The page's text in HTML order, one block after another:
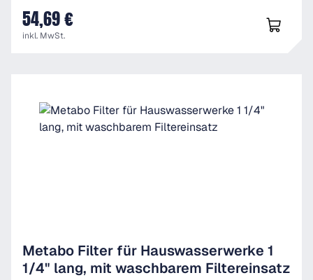
UVP
54,69 €
inkl. MwSt.
Metabo Filter für Hauswasserwerke 1
1/4" lang, mit waschbarem Filtereinsatz